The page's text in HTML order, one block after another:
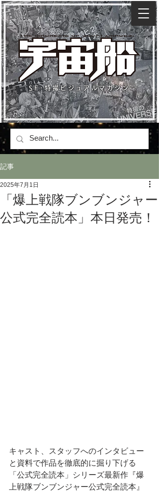
SF･特撮ビジュアルマガジン
記事
「爆上戦隊ブンブンジャー
公式完全読本」本日発売！
2025年7月1日
キャスト、スタッフへのインタビュー
と資料で作品を徹底的に掘り下げる
「公式完全読本」シリーズ最新作『爆
上戦隊ブンブンジャー公式完全読本』